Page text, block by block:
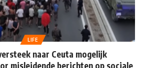
LIFE
naar Ceuta mogelijk
misleidende berichten op sociale